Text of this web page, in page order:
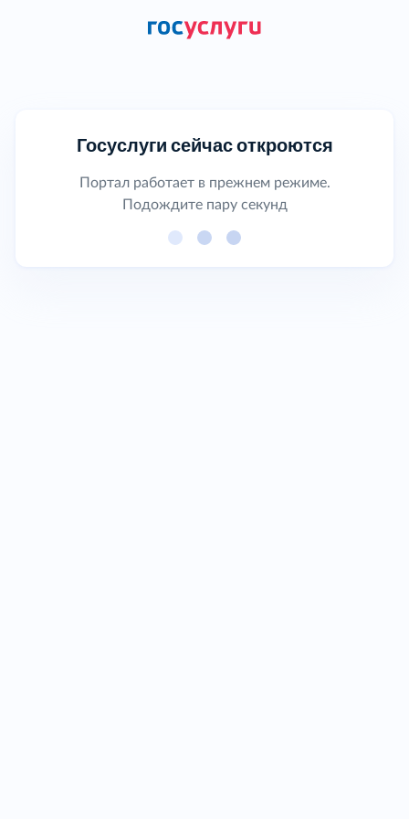
Госуслуги сейчас откроются
Портал работает в прежнем режиме.
Подождите пару секунд